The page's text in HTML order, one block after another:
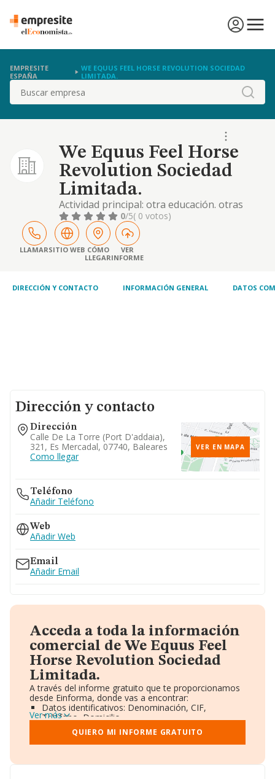
EMPRESITE
ESPAÑA
WE EQUUS FEEL HORSE REVOLUTION SOCIEDAD
LIMITADA.
Buscar
We Equus Feel Horse
Revolution Sociedad
Limitada.
Actividad principal: otra educación. otras
actividades deportivas. comercio al por
menor de ferretería, pintura y vidrio en
establecimientos especializados. actividades
de programación informática
0/5( 0 votos)
LLAMARSITIO WEB CÓMO
LLEGAR
VER
INFORME
DIRECCIÓN Y CONTACTO INFORMACIÓN GENERAL DATOS
Dirección y contacto
Dirección
Calle De La Torre (port D'addaia),
321, Es Mercadal, 07740, Baleares
Como llegar
VER EN MAPA
Teléfono
Añadir Teléfono
Web
Añadir Web
Email
Añadir Email
Acceda a toda la información
comercial de We Equus Feel
Horse Revolution Sociedad
Limitada.
A través del informe gratuito que te proporcionamos
desde Einforma, donde vas a encontrar:
Datos identificativos: Denominación, CIF,
Teléfono, Domicilio.
Informe Mercantil Completo (BORME).
Gráficos de Evolución Ventas y Empleados.
Consejo de Administración y Administradores.
Accionistas.
Ver más
QUIERO MI INFORME GRATUITO